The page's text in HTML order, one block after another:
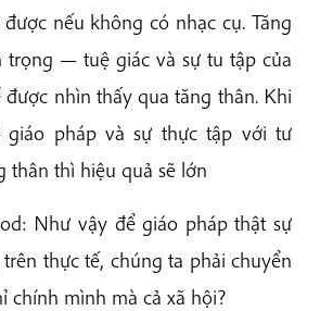
nếu không có nhạc cụ. Tăng
trọng — tuệ giác và sự tu tập của
nhìn thấy qua tăng thân. Khi
giáo pháp và sự thực tập với tư
thân thì hiệu quả sẽ lớn
Như vậy để giáo pháp thật sự
thực tế, chúng ta phải chuyển
chính mình mà cả xã hội?